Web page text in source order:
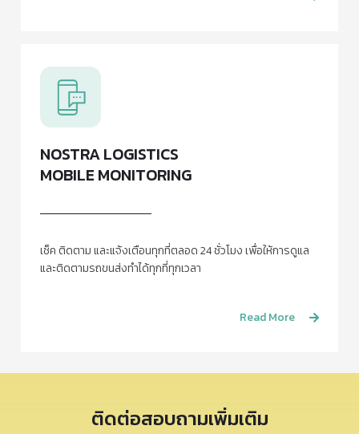
NOSTRA LOGISTICS
MOBILE MONITORING
เช็ค ติดตาม และแจ้งเตือนทุกที่ตลอด 24 ชั่วโมง เพื่อให้การดูแล
และติดตามรถขนส่งทำได้ทุกที่ทุกเวลา
Read More
ติดต่อสอบถามเพิ่มเติม